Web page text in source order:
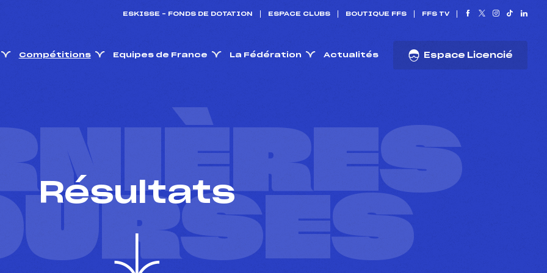
ESKISSE – FONDS DE DOTATION ESPACE CLUBS BOUTIQUE FFS FFS TV
Compétitions Equipes de France La Fédération Actualités Espace Licencié
Résultats